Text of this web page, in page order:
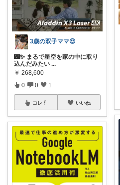
3歳の双子ママ😍
🌃✨ まるで星空を家の中に取り
込んだみたい ...
￥ 268,600
0 0 1
コレ いいね